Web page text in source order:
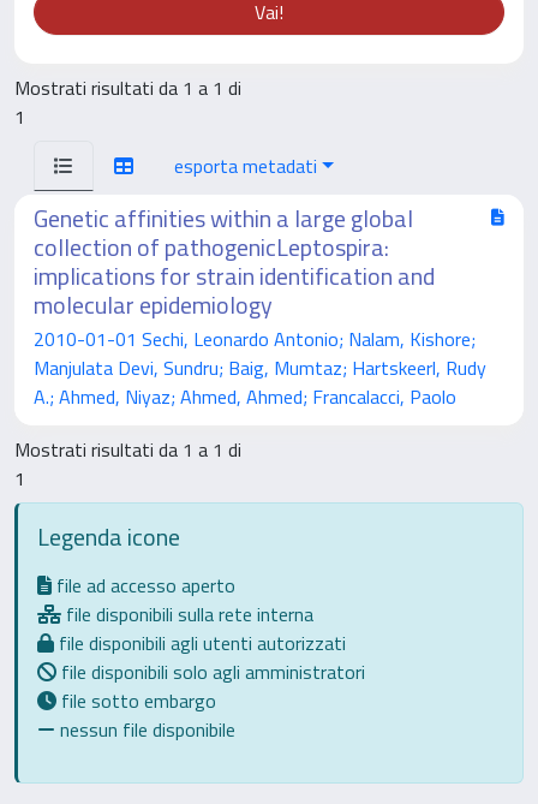
Mostrati risultati da 1 a 1 di
1
esporta metadati
Genetic affinities within a large global
collection of pathogenicLeptospira:
implications for strain identification and
molecular epidemiology
2010-01-01 Sechi, Leonardo Antonio; Nalam, Kishore;
Manjulata Devi, Sundru; Baig, Mumtaz; Hartskeerl, Rudy
A.; Ahmed, Niyaz; Ahmed, Ahmed; Francalacci, Paolo
Mostrati risultati da 1 a 1 di
1
Legenda icone
file ad accesso aperto
file disponibili sulla rete interna
file disponibili agli utenti autorizzati
file disponibili solo agli amministratori
file sotto embargo
nessun file disponibile